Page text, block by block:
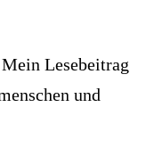
Lesebeitrag
und